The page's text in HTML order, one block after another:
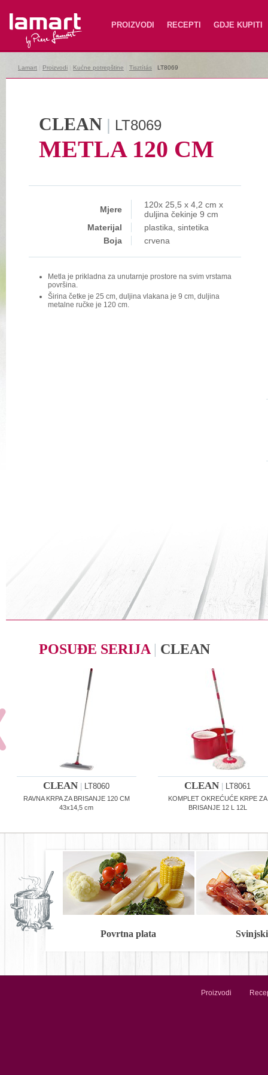
Lamart PROIZVODI RECEPTI GDJE KUPITI
Lamart Proizvodi Kućne potrepštine Tisztítás LT8069
CLEAN | LT8069
METLA 120 CM
Mjere
120x 25,5 x 4,2 cm x
duljina čekinje 9 cm
Materijal
plastika, sintetika
Boja
crvena
Metla je prikladna za unutarnje prostore na svim vrstama
površina.
Širina četke je 25 cm, duljina vlakana je 9 cm, duljina
metalne ručke je 120 cm.
POSUĐE SERIJA | CLEAN
CLEAN LT8060
RAVNA KRPA ZA BRISANJE 120 CM
43x14,5 cm
CLEAN LT8061
KOMPLET OKREĆUĆE KRPE ZA
BRISANJE 12 L 12L
Povrtna plata
Proizvodi